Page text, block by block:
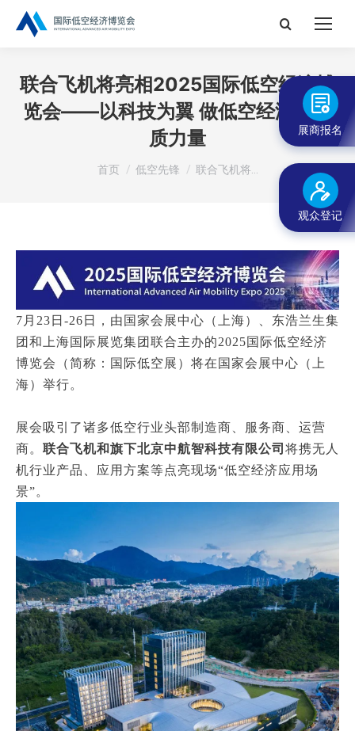
搜
联合飞机将亮相2025国际低空经济博
览会——以科技为翼 做低空经济的新
质力量
您在这里：
首页 低空先锋 联合飞机将…
7月23日-26日，由国家会展中心（上海）、东浩兰生集
团和上海国际展览集团联合主办的2025国际低空经济
博览会（简称：国际低空展）将在国家会展中心（上
海）举行。
展会吸引了诸多低空行业头部制造商、服务商、运营
商。 联合飞机和旗下北京中航智科技有限公司 将携无人
机行业产品、应用方案等点亮现场“低空经济应用场
景”。
展商报名
观众登记